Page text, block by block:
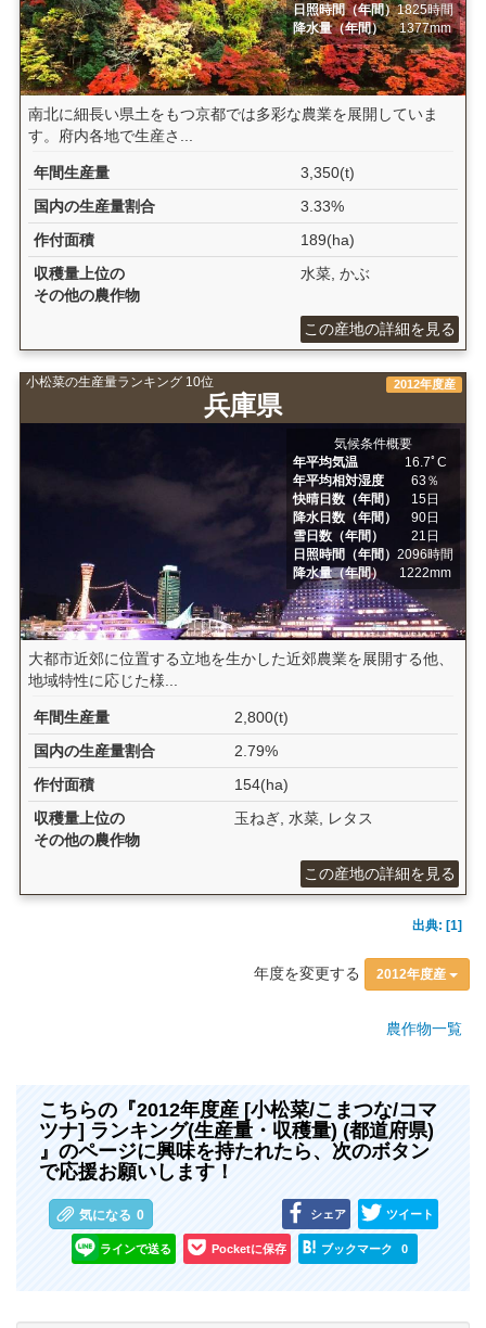
日照時間（年間）1825時間
降水量（年間）
1377mm
南北に細長い県土をもつ京都では多彩な農業を展開していま
す。府内各地で生産さ...
年間生産量
3,350(t)
国内の生産量割合
3.33%
作付面積
189(ha)
収穫量上位の
その他の農作物
水菜, かぶ
この産地の詳細を見る
小松菜の生産量ランキング 10位
兵庫県
2012年度産
気候条件概要
年平均気温
16.7ﾟC
年平均相対湿度
63％
快晴日数（年間）
15日
降水日数（年間）
90日
雪日数（年間）
21日
日照時間（年間）2096時間
降水量（年間）
1222mm
大都市近郊に位置する立地を生かした近郊農業を展開する他、
地域特性に応じた様...
年間生産量
2,800(t)
国内の生産量割合
2.79%
作付面積
154(ha)
収穫量上位の
その他の農作物
玉ねぎ, 水菜, レタス
この産地の詳細を見る
出典: [1]
年度を変更する 2012年度産
農作物一覧
こちらの『2012年度産 [小松菜/こまつな/コマ
ツナ] ランキング(生産量・収穫量) (都道府県)
』のページに興味を持たれたら、次のボタン
で応援お願いします！
気になる 0 シェア ツイート
ラインで送る Pocketに保存 ブックマーク 0